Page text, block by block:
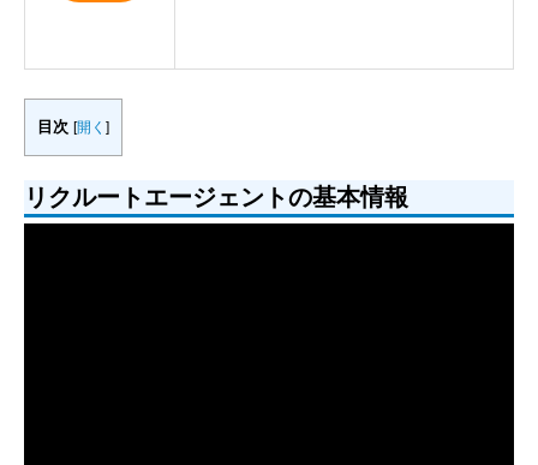
目次 [開く ]
リクルートエージェントの基本情報